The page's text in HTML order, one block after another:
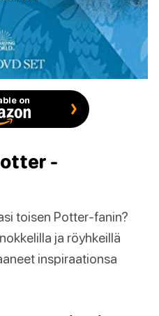
on
-
toisen Potter-fanin?
ja röyhkeillä
inspiraationsa